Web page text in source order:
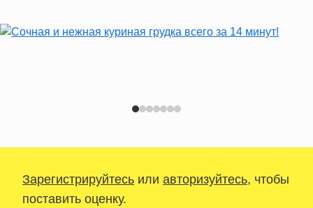
Зарегистрируйтесь или авторизуйтесь, чтобы
поставить оценку.